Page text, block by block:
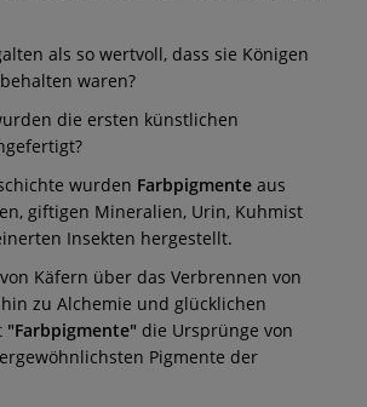
als so wertvoll, dass sie Königen
waren?
die ersten künstlichen
wurden Farbpigmente aus
giftigen Mineralien, Urin, Kuhmist
Insekten hergestellt.
Käfern über das Verbrennen von
zu Alchemie und glücklichen
"Farbpigmente" die Ursprünge von
Pigmente der